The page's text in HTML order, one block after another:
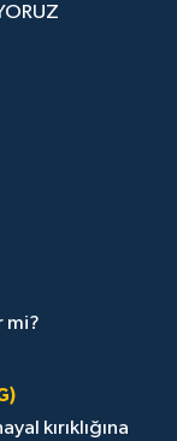
mi?
kırıklığına